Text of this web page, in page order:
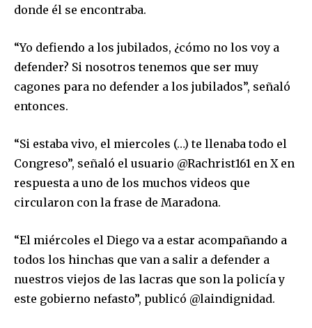
donde él se encontraba.
“Yo defiendo a los jubilados, ¿cómo no los voy a
defender? Si nosotros tenemos que ser muy
cagones para no defender a los jubilados”, señaló
entonces.
“Si estaba vivo, el miercoles (…) te llenaba todo el
Congreso”, señaló el usuario @Rachrist161 en X en
respuesta a uno de los muchos videos que
circularon con la frase de Maradona.
“El miércoles el Diego va a estar acompañando a
todos los hinchas que van a salir a defender a
nuestros viejos de las lacras que son la policía y
este gobierno nefasto”, publicó @laindignidad.